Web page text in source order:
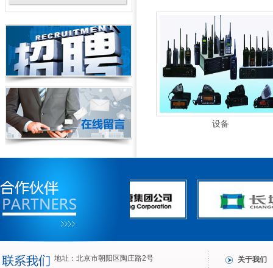
设备
地址：北京市朝阳区陶庄路2号
关于我们